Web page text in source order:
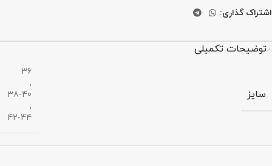
اشتراک گذاری:
توضیحات تکمیلی
سایز
36
,
38-40
,
42-44